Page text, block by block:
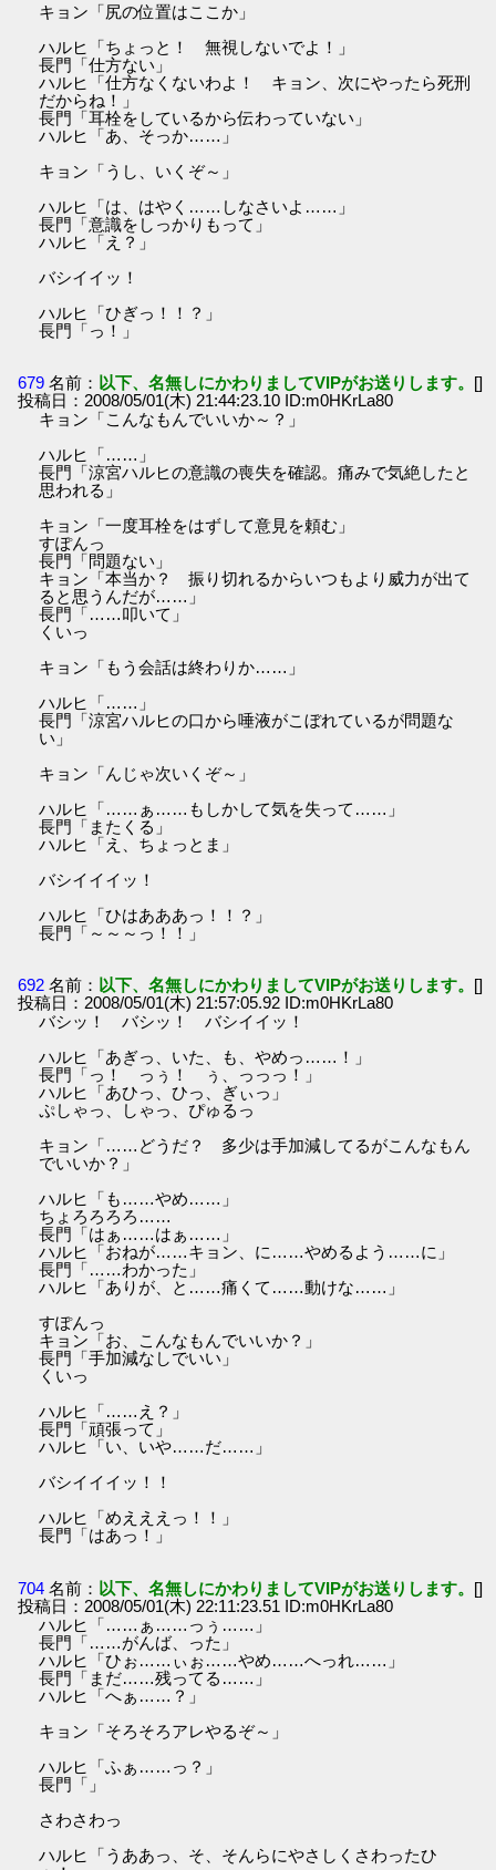
キョン「尻の位置はここか」
ハルヒ「ちょっと！ 無視しないでよ！」
長門「仕方ない」
ハルヒ「仕方なくないわよ！ キョン、次にやったら死刑
だからね！」
長門「耳栓をしているから伝わっていない」
ハルヒ「あ、そっか……」
キョン「うし、いくぞ～」
ハルヒ「は、はやく……しなさいよ……」
長門「意識をしっかりもって」
ハルヒ「え？」
バシイイッ！
ハルヒ「ひぎっ！！？」
長門「っ！」
679 名前： 以下、名無しにかわりましてVIPがお送りします。 []
投稿日：2008/05/01(木) 21:44:23.10 ID:m0HKrLa80
キョン「こんなもんでいいか～？」
ハルヒ「……」
長門「涼宮ハルヒの意識の喪失を確認。痛みで気絶したと
思われる」
キョン「一度耳栓をはずして意見を頼む」
すぽんっ
長門「問題ない」
キョン「本当か？ 振り切れるからいつもより威力が出て
ると思うんだが……」
長門「……叩いて」
くいっ
キョン「もう会話は終わりか……」
ハルヒ「……」
長門「涼宮ハルヒの口から唾液がこぼれているが問題な
い」
キョン「んじゃ次いくぞ～」
ハルヒ「……ぁ……もしかして気を失って……」
長門「またくる」
ハルヒ「え、ちょっとま」
バシイイイッ！
ハルヒ「ひはあああっ！！？」
長門「～～～っ！！」
692 名前： 以下、名無しにかわりましてVIPがお送りします。 []
投稿日：2008/05/01(木) 21:57:05.92 ID:m0HKrLa80
バシッ！ バシッ！ バシイイッ！
ハルヒ「あぎっ、いた、も、やめっ……！」
長門「っ！ っぅ！ ぅ、っっっ！」
ハルヒ「あひっ、ひっ、ぎぃっ」
ぷしゃっ、しゃっ、ぴゅるっ
キョン「……どうだ？ 多少は手加減してるがこんなもん
でいいか？」
ハルヒ「も……やめ……」
ちょろろろろ……
長門「はぁ……はぁ……」
ハルヒ「おねが……キョン、に……やめるよう……に」
長門「……わかった」
ハルヒ「ありが、と……痛くて……動けな……」
すぽんっ
キョン「お、こんなもんでいいか？」
長門「手加減なしでいい」
くいっ
ハルヒ「……え？」
長門「頑張って」
ハルヒ「い、いや……だ……」
バシイイイッ！！
ハルヒ「めえええっ！！」
長門「はあっ！」
704 名前： 以下、名無しにかわりましてVIPがお送りします。 []
投稿日：2008/05/01(木) 22:11:23.51 ID:m0HKrLa80
ハルヒ「……ぁ……っぅ……」
長門「……がんば、った」
ハルヒ「ひぉ……ぃぉ……やめ……へっれ……」
長門「まだ……残ってる……」
ハルヒ「へぁ……？」
キョン「そろそろアレやるぞ～」
ハルヒ「ふぁ……っ？」
長門「」
さわさわっ
ハルヒ「うああっ、そ、そんらにやさしくさわったひ